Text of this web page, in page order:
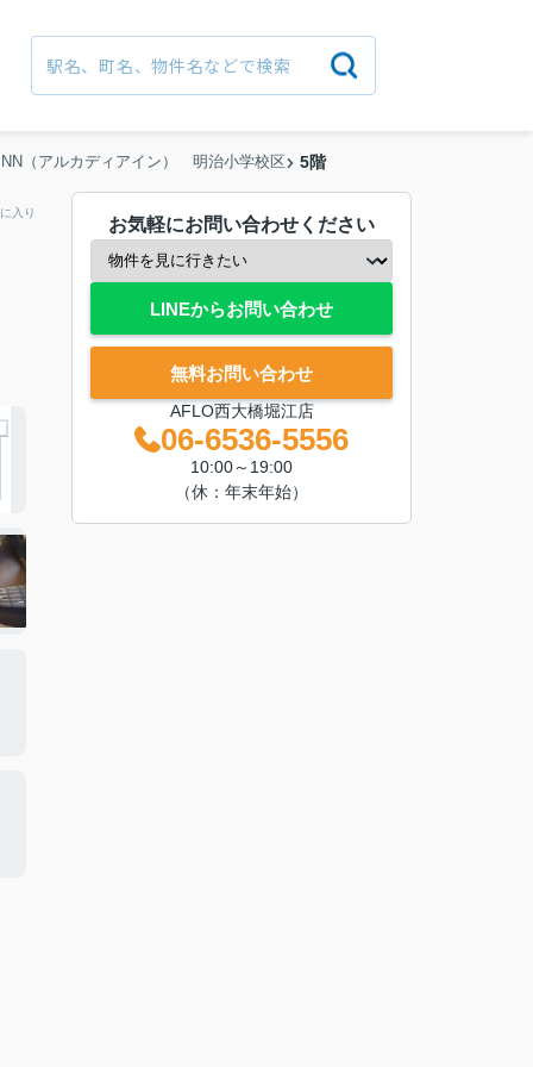
（アルカディアイン） 明治小学校区 5階
入り
お気軽にお問い合わせください
LINEからお問い合わせ
無料お問い合わせ
AFLO西大橋堀江店
06-6536-5556
10:00～19:00
（休：年末年始）